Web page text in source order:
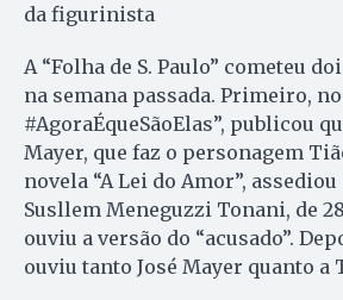
da figurinista
A “Folha de S. Paulo” cometeu
na semana passada. Primeiro,
#AgoraÉqueSãoElas”, publicou
Mayer, que faz o personagem
novela “A Lei do Amor”,
Susllem Meneguzzi Tonani, de
ouviu a versão do “acusado”.
ouviu tanto José Mayer quanto a